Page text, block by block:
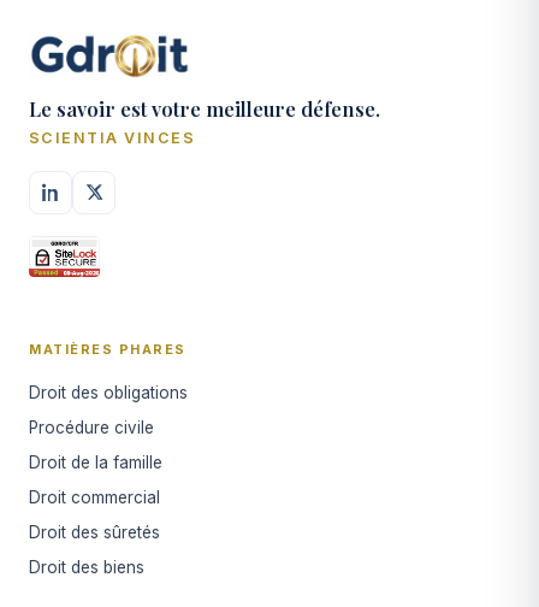
Le savoir est votre meilleure défense.
SCIENTIA VINCES
MATIÈRES PHARES
Droit des obligations
Procédure civile
Droit de la famille
Droit commercial
Droit des sûretés
Droit des biens